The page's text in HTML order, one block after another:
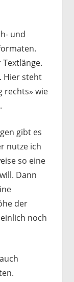
und
Hier steht
rechts» wie
gibt es
nutze ich
so eine
Dann
der
noch